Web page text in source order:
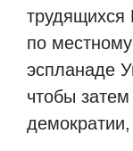
трудящихся
по
эспланаде
чтобы